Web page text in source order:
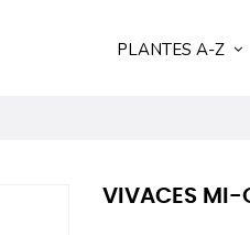
PLANTES A-Z
VIVACES MI-